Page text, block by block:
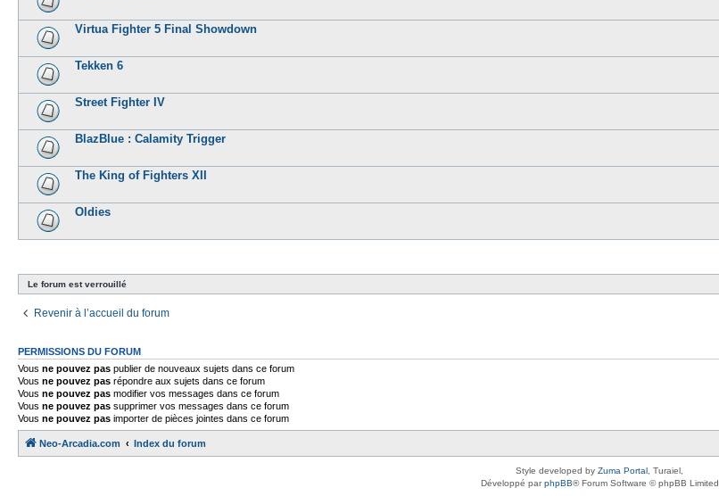
Virtua Fighter 5 Final Showdown
Tekken 6
Street Fighter IV
BlazBlue : Calamity Trigger
The King of Fighters XII
Oldies
Le forum est verrouillé
Revenir à l’accueil du forum
PERMISSIONS DU FORUM
Vous ne pouvez pas publier de nouveaux sujets dans ce forum
Vous ne pouvez pas répondre aux sujets dans ce forum
Vous ne pouvez pas modifier vos messages dans ce forum
Vous ne pouvez pas supprimer vos messages dans ce forum
Vous ne pouvez pas importer de pièces jointes dans ce forum
Neo-Arcadia.com Index du forum
Style developed by Zuma Portal , Turaiel,
Développé parphpBB® Forum Software © phpBB Limited